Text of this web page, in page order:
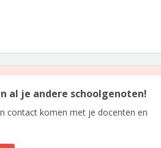
al je andere schoolgenoten!
contact komen met je docenten en